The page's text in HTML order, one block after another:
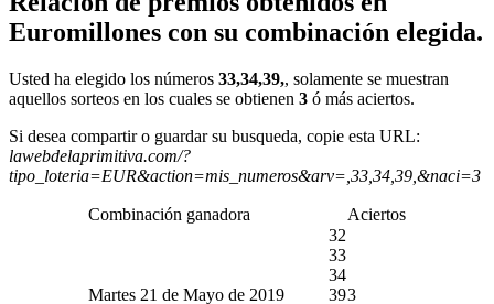
Euromillones con su combinación elegida.
Usted ha elegido los números 33,34,39,, solamente se muestran
aquellos sorteos en los cuales se obtienen 3 ó más aciertos.
Si desea compartir o guardar su busqueda, copie esta URL:
lawebdelaprimitiva.com/?
tipo_loteria=EUR&action=mis_numeros&arv=,33,34,39,&naci=3
Combinación ganadora Aciertos
Martes 21 de Mayo de 2019
32
33
34
393